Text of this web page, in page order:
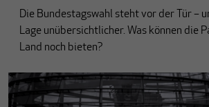
Die Bundestagswahl steht vor der Tür –
Lage unübersichtlicher. Was können die
Land noch bieten?